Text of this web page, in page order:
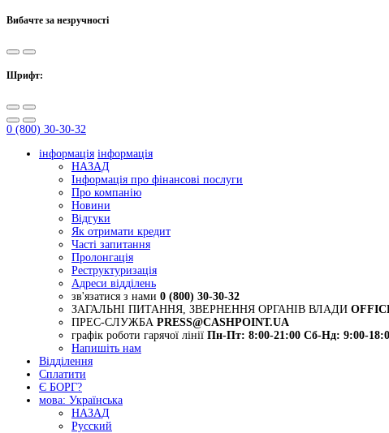
Вибачте за незручності
Шрифт:
0 (800) 30-30-32
інформація інформація
НАЗАД
Інформація про фінансові послуги
Про компанію
Новини
Відгуки
Як отримати кредит
Часті запитання
Пролонгація
Реструктуризація
Адреси відділень
зв'язатися з нами 0 (800) 30-30-32
ЗАГАЛЬНІ ПИТАННЯ, ЗВЕРНЕННЯ ОРГАНІВ ВЛАДИ
ПРЕС-СЛУЖБА PRESS@CASHPOINT.UA
графік роботи гарячої лінії Пн-Пт: 8:00-21:00 Сб-Нд: 9:00-
Напишіть нам
Відділення
Сплатити
Є БОРГ?
мова: Українська
НАЗАД
Русский